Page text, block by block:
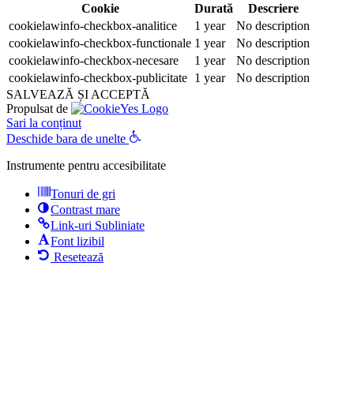
Cookie
Durată
Descriere
cookielawinfo-checkbox-analitice
1 year
No description
cookielawinfo-checkbox-functionale 1 year
No description
cookielawinfo-checkbox-necesare
1 year
No description
cookielawinfo-checkbox-publicitate 1 year
No description
SALVEAZĂ ȘI ACCEPTĂ
Propulsat de
Sari la conținut
Deschide bara de unelte
Instrumente pentru accesibilitate
Tonuri de gri
Contrast mare
Link-uri Subliniate
Font lizibil
Resetează